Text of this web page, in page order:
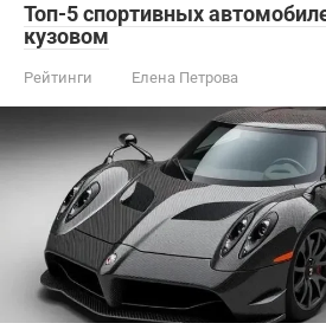
Топ-5 спортивных
кузовом
Рейтинги Елена Петрова